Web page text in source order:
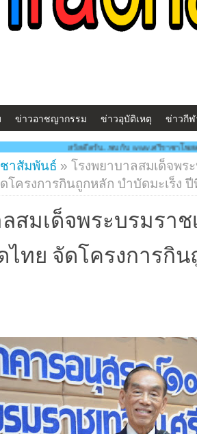
ข่าวอาชญากรรม ข่าวอุบัติเหตุ ข่าวกี
ครับ...พบกับ www.ศรีราชาโพสต์.com โฉมใหม่!! "สร้า
าสัมพันธ์ » โรงพยาบาลสมเด็จพร
โครงการกินถูกหลัก บำบัดมะเร็ง ปี
สมเด็จพระบรมรา
ทย จัดโครงการกิ